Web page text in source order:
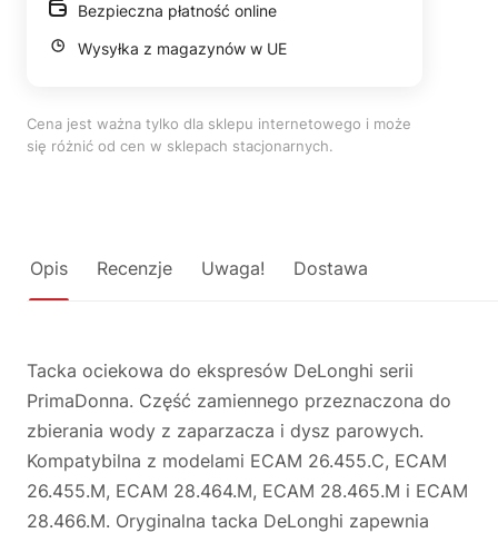
Bezpieczna płatność online
Wysyłka z magazynów w UE
Cena jest ważna tylko dla sklepu internetowego i może
się różnić od cen w sklepach stacjonarnych.
Opis Recenzje Uwaga! Dostawa
Tacka ociekowa do ekspresów DeLonghi serii
PrimaDonna. Część zamiennego przeznaczona do
zbierania wody z zaparzacza i dysz parowych.
Kompatybilna z modelami ECAM 26.455.C, ECAM
26.455.M, ECAM 28.464.M, ECAM 28.465.M i ECAM
28.466.M. Oryginalna tacka DeLonghi zapewnia